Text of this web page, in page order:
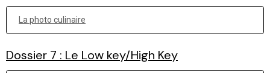
La photo culinaire
Dossier 7 : Le Low key/High Key